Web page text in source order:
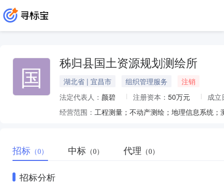
国 秭归县国土资源规划测绘所
湖北省 | 宜昌市 组织管理服务
注销
法定代表人： 颜碧 注册资本： 50万元
成立
经营范围：
招标 （0） 中标 （0） 代理 （0）
招标分析